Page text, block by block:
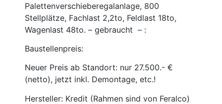
Palettenverschieberegalanlage, 800
Stellplätze, Fachlast 2,2to, Feldlast 18to,
Wagenlast 48to. – gebraucht – :
Baustellenpreis:
Neuer Preis ab Standort: nur 27.500.- €
(netto), jetzt inkl. Demontage, etc.!
Hersteller: Kredit (Rahmen sind von Feralco)